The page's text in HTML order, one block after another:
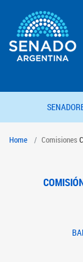
Home Comisiones